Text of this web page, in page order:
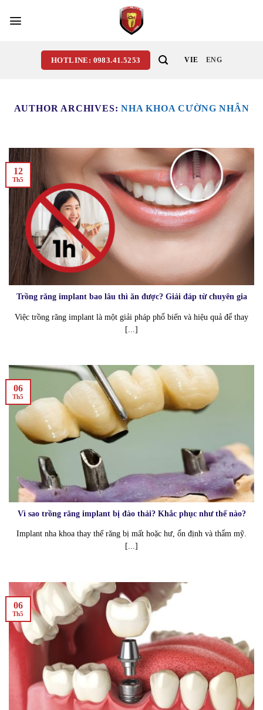
HOTLINE: 0983.41.5253 VIE ENG
AUTHOR ARCHIVES:NHA KHOA CƯỜNG NHÂN
Trồng răng implant bao lâu thì ăn được? Giải đáp từ chuyên gia
Việc trồng răng implant là một giải pháp phổ biến và hiệu quả để thay
[...]
12
Th5
Vì sao trồng răng implant bị đào thải? Khắc phục như thế nào?
Implant nha khoa thay thế răng bị mất hoặc hư, ổn định và thẩm mỹ.
[...]
06
Th5
06
Th5